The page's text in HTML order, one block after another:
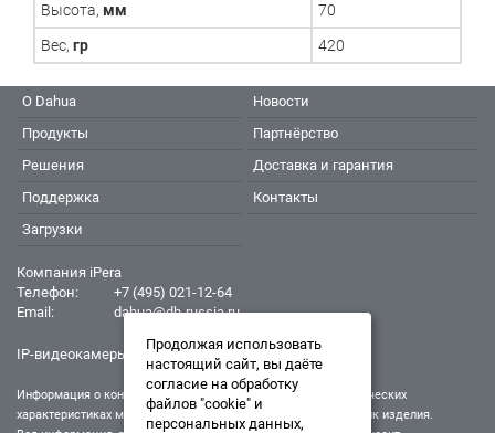
Высота, мм
70
Вес, гр 420
О Dahua
Продукты
Решения
Поддержка
Загрузки
Новости
Партнёрство
Доставка и гарантия
Контакты
Компания iPera
Телефон:
+7 (495) 021-12-64
Email:
dahua@dh-russia.ru
IP-видеокамеры Dahua - Дахуа
Информация о конкретном товаре, его внешнем виде и технических
характеристиках может отличаться от реальных характеристик изделия.
Продолжая использовать
настоящий сайт, вы даёте
согласие на обработку
файлов "cookie" и
персональных данных,